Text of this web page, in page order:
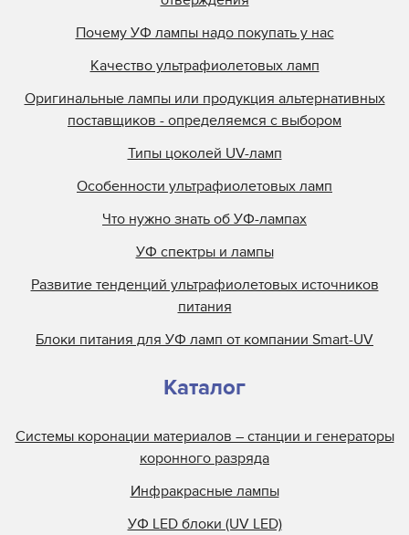
Почему УФ лампы надо покупать у нас
Качество ультрафиолетовых ламп
Оригинальные лампы или продукция альтернативных
поставщиков - определяемся с выбором
Типы цоколей UV-ламп
Особенности ультрафиолетовых ламп
Что нужно знать об УФ-лампах
УФ спектры и лампы
Развитие тенденций ультрафиолетовых источников
питания
Блоки питания для УФ ламп от компании Smart-UV
Каталог
Системы коронации материалов – станции и генераторы
коронного разряда
Инфракрасные лампы
УФ LED блоки (UV LED)